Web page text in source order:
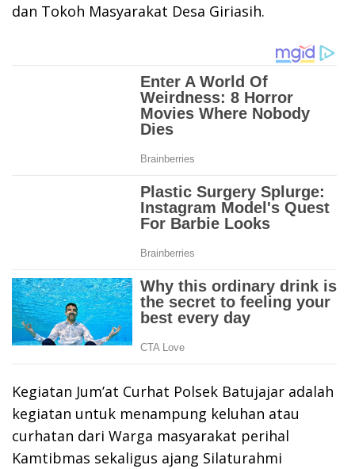
dan Tokoh Masyarakat Desa Giriasih.
Kegiatan Jum’at Curhat Polsek Batujajar adalah
kegiatan untuk menampung keluhan atau
curhatan dari Warga masyarakat perihal
Kamtibmas sekaligus ajang Silaturahmi